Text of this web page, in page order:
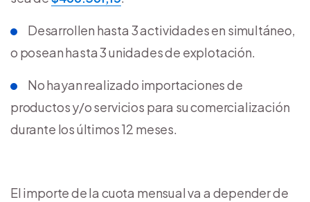
Desarrollen hasta 3 actividades en simultáneo,
o posean hasta 3 unidades de explotación.
No hayan realizado importaciones de
productos y/o servicios para su comercialización
durante los últimos 12 meses.
El importe de la cuota mensual va a depender de